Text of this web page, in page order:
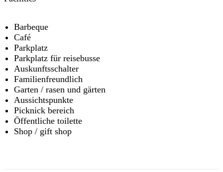
Barbeque
Café
Parkplatz
Parkplatz für reisebusse
Auskunftsschalter
Familienfreundlich
Garten / rasen und gärten
Aussichtspunkte
Picknick bereich
Öffentliche toilette
Shop / gift shop